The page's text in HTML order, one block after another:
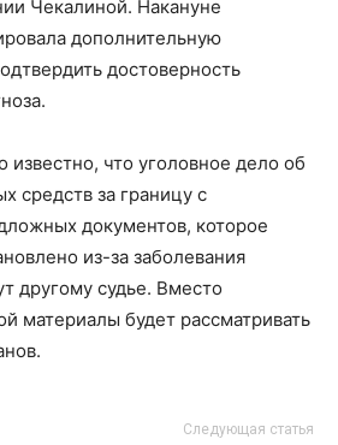
Чекалиной. Накануне
дополнительную
достоверность
что уголовное дело об
средств за границу с
документов, которое
из-за заболевания
другому судье. Вместо
материалы будет рассматривать
Следующая статья